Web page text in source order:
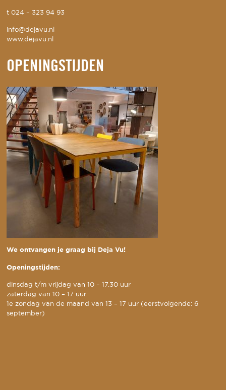
t024 – 323 94 93
info@dejavu.nl
www.dejavu.nl
OPENINGSTIJDEN
We ontvangen je graag bij Deja Vu!
Openingstijden:
dinsdag t/m vrijdag van 10 – 17.30 uur
zaterdag van 10 – 17 uur
1e zondag van de maand van 13 – 17 uur (eerstvolgende: 6
september)